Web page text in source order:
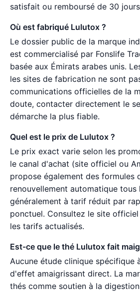
satisfait ou remboursé de 30
Où est fabriqué Lulutox ?
Le dossier public de la marque
est commercialisé par Fonslife
basée aux Émirats arabes unis.
les sites de fabrication ne sont
communications officielles de la
doute, contacter directement le
démarche la plus fiable.
Quel est le prix de Lulutox ?
Le prix exact varie selon les
le canal d'achat (site officiel ou
propose également des formules
renouvellement automatique tous
généralement à tarif réduit par
ponctuel. Consultez le site
les tarifs actualisés.
Est-ce que le thé Lulutox fait
Aucune étude clinique spécifique
d'effet amaigrissant direct. La
thés comme soutien à la